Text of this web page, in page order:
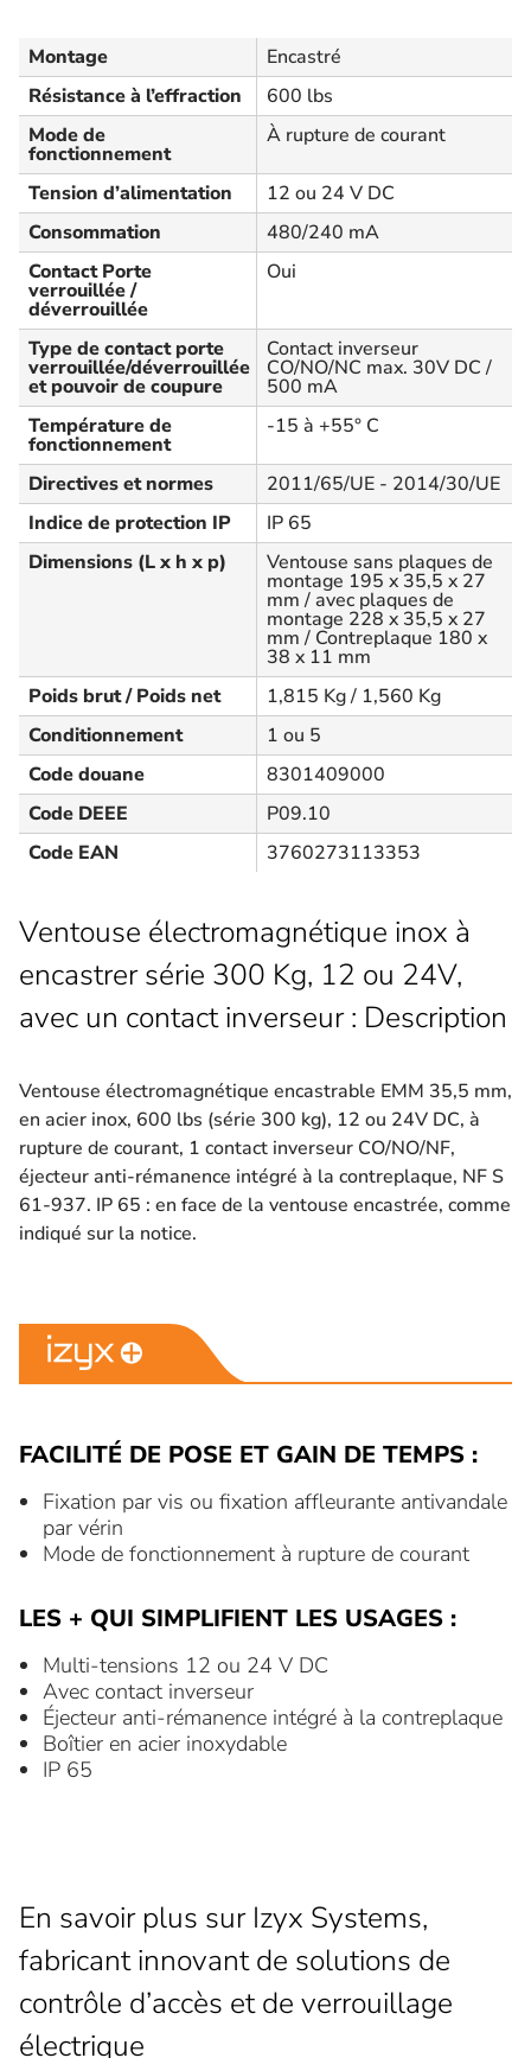
Montage
Encastré
Résistance à l’effraction
600 lbs
Mode de
fonctionnement
À rupture de courant
Tension d’alimentation
12 ou 24 V DC
Consommation
480/240 mA
Contact Porte
verrouillée /
déverrouillée
Oui
Type de contact porte
verrouillée/déverrouillée
et pouvoir de coupure
Contact inverseur
CO/NO/NC max. 30V DC /
500 mA
Température de
fonctionnement
-15 à +55° C
Directives et normes
2011/65/UE - 2014/30/UE
Indice de protection IP
IP 65
Dimensions (L x h x p)
Ventouse sans plaques de
montage 195 x 35,5 x 27
mm / avec plaques de
montage 228 x 35,5 x 27
mm / Contreplaque 180 x
38 x 11 mm
Poids brut / Poids net
1,815 Kg / 1,560 Kg
Conditionnement
1 ou 5
Code douane
8301409000
Code DEEE
P09.10
Code EAN
3760273113353
Ventouse électromagnétique inox à
encastrer série 300 Kg, 12 ou 24V,
avec un contact inverseur : Description
Ventouse électromagnétique encastrable EMM 35,5 mm,
en acier inox, 600 lbs (série 300 kg), 12 ou 24V DC, à
rupture de courant, 1 contact inverseur CO/NO/NF,
éjecteur anti-rémanence intégré à la contreplaque, NF S
61-937. IP 65 : en face de la ventouse encastrée, comme
indiqué sur la notice.
FACILITÉ DE POSE ET GAIN DE TEMPS :
Fixation par vis ou fixation affleurante antivandale
par vérin
Mode de fonctionnement à rupture de courant
LES + QUI SIMPLIFIENT LES USAGES :
Multi-tensions 12 ou 24 V DC
Avec contact inverseur
Éjecteur anti-rémanence intégré à la contreplaque
Boîtier en acier inoxydable
IP 65
En savoir plus sur Izyx Systems,
fabricant innovant de solutions de
contrôle d’accès et de verrouillage
électrique